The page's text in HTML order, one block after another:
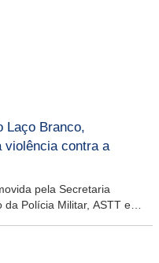
Laço Branco,
violência contra a
pela Secretaria
da Polícia Militar, ASTT e